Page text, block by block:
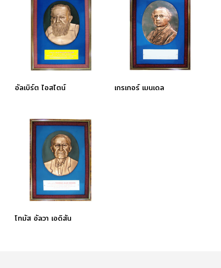
อัลเบิร์ต ไอสไตน์ เกรเกอร์ เมนเดล
โทมัส อัลวา เอดิสัน